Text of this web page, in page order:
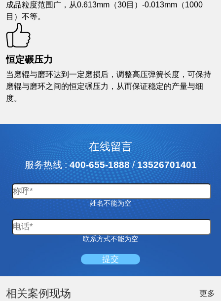
成品粒度范围广，从0.613mm（30目）-0.013mm（1000
目）不等。
恒定碾压力
当磨辊与磨环达到一定磨损后，调整高压弹簧长度，可保持
磨辊与磨环之间的恒定碾压力，从而保证稳定的产量与细
度。
在线留言
服务热线 :400-655-1888/13526701401
姓名不能为空
联系方式不能为空
相关案例现场 更多